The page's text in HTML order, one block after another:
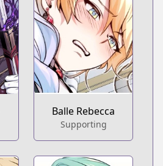
Balle Rebecca
Supporting